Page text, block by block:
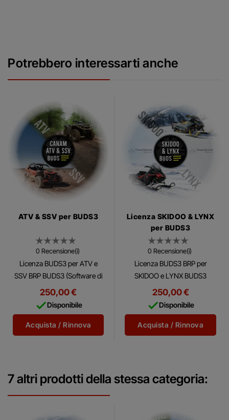
Potrebbero interessarti anche
ATV & SSV per BUDS3
0 Recensione(i)
Licenza BUDS3 per ATV e
SSV BRP BUDS3 (Software di
Utilità e Diagnostica BRP) è un
software diagnostico
completo multilingue che
consente l'accesso...
250,00 €
Disponibile
Acquista / Rinnova
Licenza SKIDOO & LYNX
per BUDS3
0 Recensione(i)
Licenza BUDS3 BRP per
SKIDOO e LYNX BUDS3
(Software di Utilità e
Diagnostica BRP) è un
software diagnostico
completo multilingue che
consente...
250,00 €
Disponibile
Acquista / Rinnova
7 altri prodotti della stessa categoria: